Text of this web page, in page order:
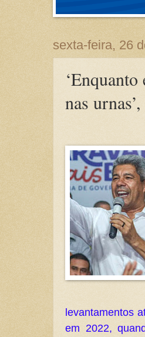
sexta-feira, 26
nas
levantamentos
em 2022,